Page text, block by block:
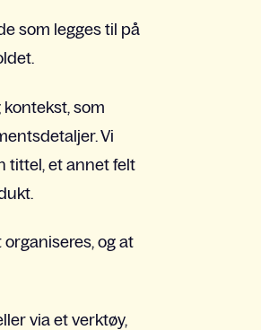
som legges til på
som
Vi
tittel, et annet felt
og at
via et verktøy,